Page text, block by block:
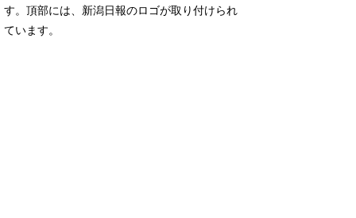
す。頂部には、新潟日報のロゴが取り付けられ
ています。